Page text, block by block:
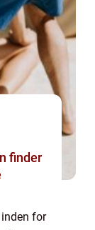
finder
for